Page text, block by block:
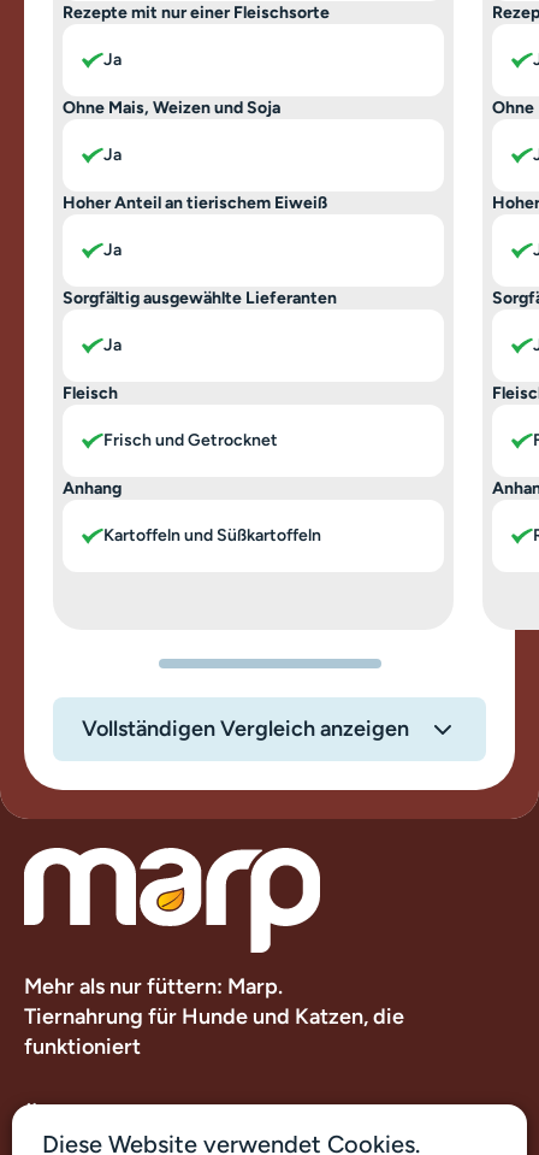
Rezepte mit nur einer Fleischsorte
Ja
Ohne Mais, Weizen und Soja
Ja
Hoher Anteil an tierischem Eiweiß
Ja
Sorgfältig ausgewählte Lieferanten
Ja
Fleisch
Frisch und Getrocknet
Anhang
Kartoffeln und Süßkartoffeln
Ohne
Vollständigen Vergleich anzeigen
Mehr als nur füttern: Marp.
Tiernahrung für Hunde und Katzen, die
funktioniert
Diese Website verwendet Cookies.